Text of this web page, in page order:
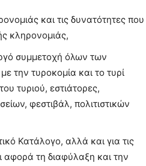
και τις δυνατότητες που
κληρονομιάς,
συμμετοχή όλων των
την τυροκομία και το τυρί
τυριού, εστιάτορες,
φεστιβάλ, πολιτιστικών
Κατάλογο, αλλά και για τις
αφορά τη διαφύλαξη και την